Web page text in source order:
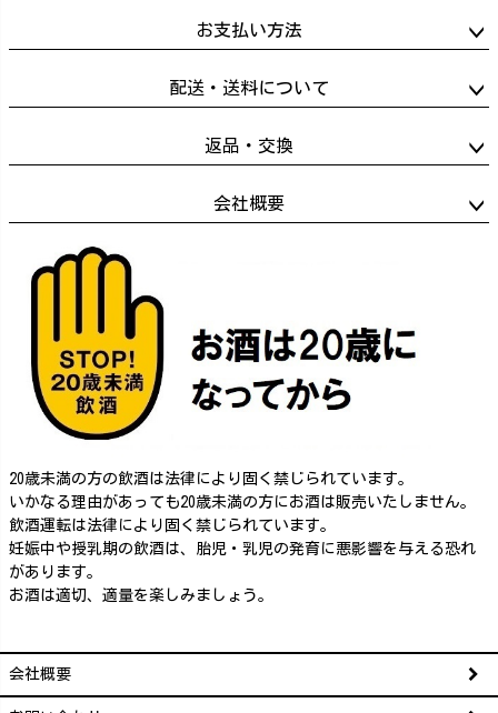
お支払い方法
配送・送料について
返品・交換
会社概要
20歳未満の方の飲酒は法律により固く禁じられています。
いかなる理由があっても20歳未満の方にお酒は販売いたしません。
飲酒運転は法律により固く禁じられています。
妊娠中や授乳期の飲酒は、胎児・乳児の発育に悪影響を与える恐れ
があります。
お酒は適切、適量を楽しみましょう。
会社概要